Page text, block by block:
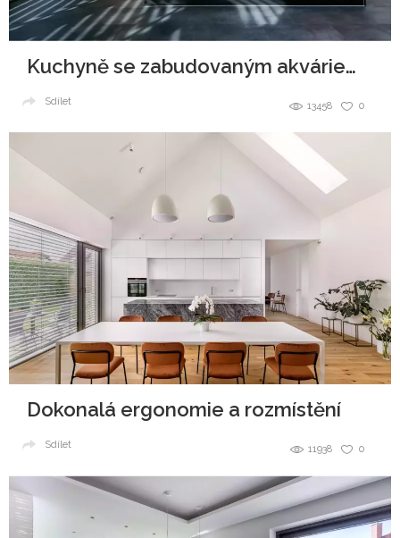
Kuchyně se zabudovaným akváriem v ostrůvku
0
13458
Sdílet
Dokonalá ergonomie a rozmístění
0
11938
Sdílet